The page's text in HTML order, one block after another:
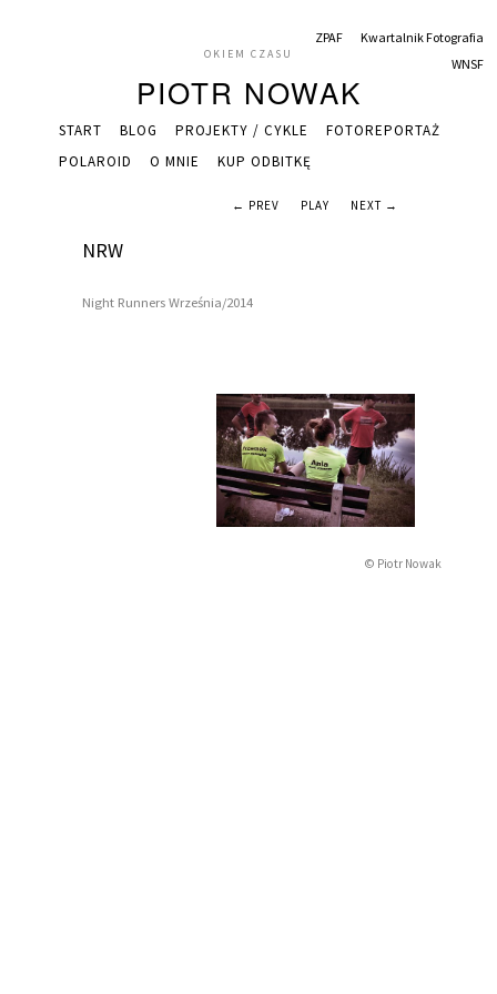
START BLOG PROJEKTY / CYKLE
FOTOREPORTAŻ
POLAROID
O MNIE KUP ODBITKĘ
ZPAF
Kwartalnik Fotografia
WNSF
OKIEM CZASU
PIOTR NOWAK
NRW
Night Runners Września/2014
← PREV PLAY NEXT →
© Piotr Nowak